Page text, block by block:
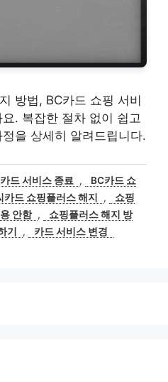
방법, BC카드 쇼핑 서비
. 복잡한 절차 없이 쉽고
을 상세히 알려드립니다.
드 서비스 종료 ,
BC카드 쇼
카드 쇼핑플러스 해지 ,
쇼핑
안함 ,
쇼핑플러스 해지 방
기 , 카드 서비스 변경